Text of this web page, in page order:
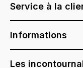
Service à la
Informations
Les